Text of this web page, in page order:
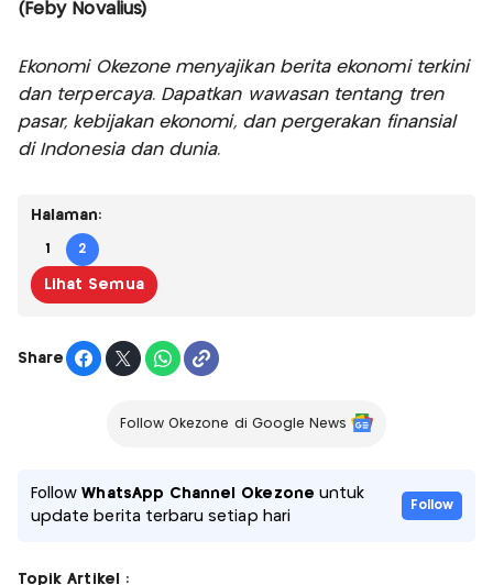
(Feby Novalius)
Ekonomi Okezone menyajikan berita ekonomi terkini
dan terpercaya. Dapatkan wawasan tentang tren
pasar, kebijakan ekonomi, dan pergerakan finansial
di Indonesia dan dunia.
Halaman:
1 2
Lihat Semua
Share
Follow Okezone di Google News
FollowWhatsApp Channel Okezone untuk
update berita terbaru setiap hari
Follow
Topik Artikel :